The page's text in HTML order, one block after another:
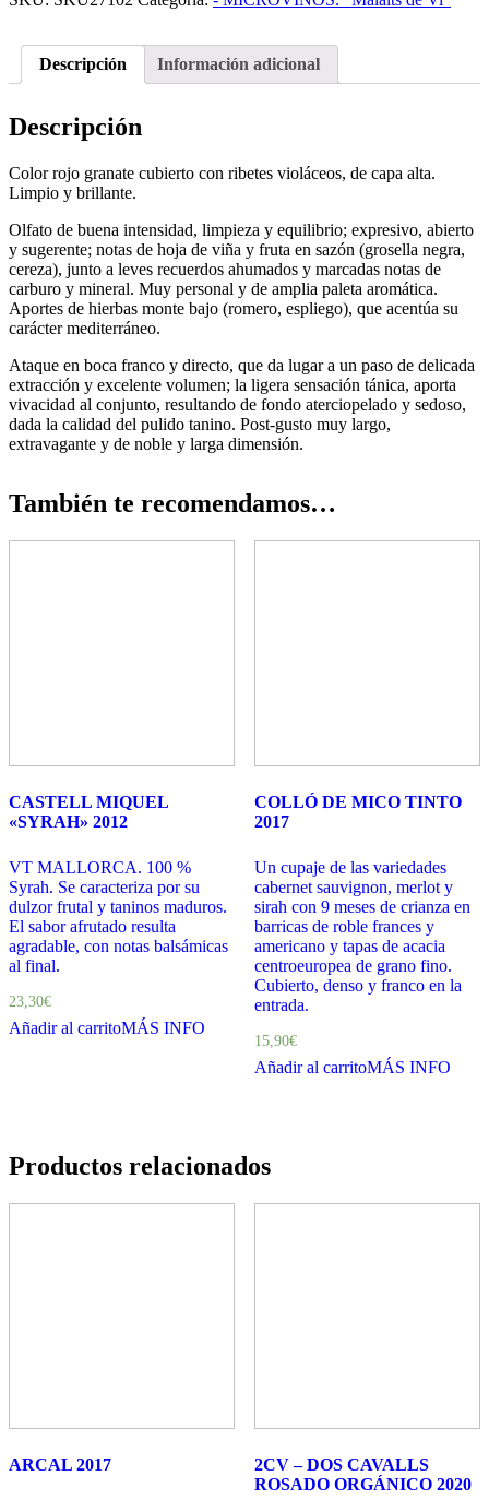
Descripción Información adicional
Descripción
Color rojo granate cubierto con ribetes violáceos, de capa alta.
Limpio y brillante.
Olfato de buena intensidad, limpieza y equilibrio; expresivo, abierto
y sugerente; notas de hoja de viña y fruta en sazón (grosella negra,
cereza), junto a leves recuerdos ahumados y marcadas notas de
carburo y mineral. Muy personal y de amplia paleta aromática.
Aportes de hierbas monte bajo (romero, espliego), que acentúa su
carácter mediterráneo.
Ataque en boca franco y directo, que da lugar a un paso de delicada
extracción y excelente volumen; la ligera sensación tánica, aporta
vivacidad al conjunto, resultando de fondo aterciopelado y sedoso,
dada la calidad del pulido tanino. Post-gusto muy largo,
extravagante y de noble y larga dimensión.
También te recomendamos…
CASTELL MIQUEL
«SYRAH» 2012
VT MALLORCA. 100 %
Syrah. Se caracteriza por su
dulzor frutal y taninos maduros.
El sabor afrutado resulta
agradable, con notas balsámicas
al final.
23,30€
Añadir al carritoMÁS INFO
COLLÓ DE MICO TINTO
2017
Un cupaje de las variedades
cabernet sauvignon, merlot y
sirah con 9 meses de crianza en
barricas de roble frances y
americano y tapas de acacia
centroeuropea de grano fino.
Cubierto, denso y franco en la
entrada.
15,90€
Añadir al carritoMÁS INFO
Productos relacionados
ARCAL 2017
2CV – DOS CAVALLS
ROSADO ORGÁNICO 2020